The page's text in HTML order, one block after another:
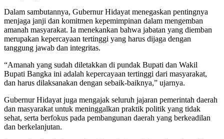
Dalam sambutannya, Gubernur Hidayat menegaskan pentingnya
menjaga janji dan komitmen kepemimpinan dalam mengemban
amanah masyarakat. Ia menekankan bahwa jabatan yang diemban
merupakan kepercayaan tertinggi yang harus dijaga dengan
tanggung jawab dan integritas.
“Amanah yang sudah diletakkan di pundak Bupati dan Wakil
Bupati Bangka ini adalah kepercayaan tertinggi dari masyarakat,
dan harus dilaksanakan dengan sebaik-baiknya,” ujarnya.
Gubernur Hidayat juga mengajak seluruh jajaran pemerintah daerah
dan masyarakat untuk meninggalkan praktik politik yang tidak
sehat, serta berfokus pada pembangunan daerah yang berkeadilan
dan berkelanjutan.